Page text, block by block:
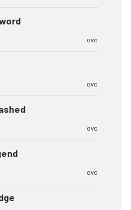
ovo
ovo
ovo
ovo